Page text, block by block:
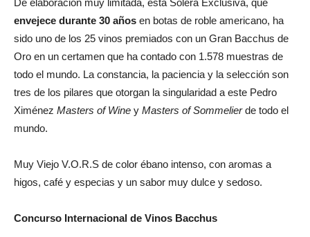
envejece durante 30 años en botas de roble americano, ha
sido uno de los 25 vinos premiados con un Gran Bacchus de
Oro en un certamen que ha contado con 1.578 muestras de
todo el mundo. La constancia, la paciencia y la selección son
tres de los pilares que otorgan la singularidad a este Pedro
Ximénez Masters of Wine y Masters of Sommelierde todo el
mundo.
Muy Viejo V.O.R.S de color ébano intenso, con aromas a
higos, café y especias y un sabor muy dulce y sedoso.
Concurso Internacional de Vinos Bacchus